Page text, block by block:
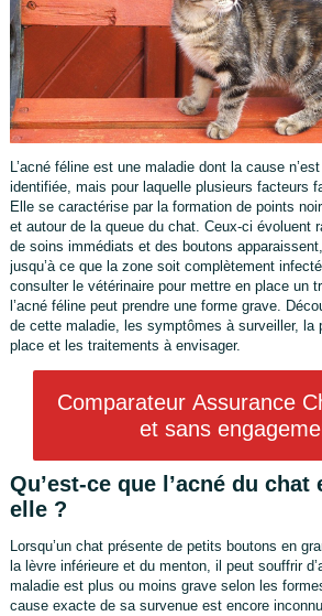
L’acné féline est une maladie dont la cause
identifiée, mais pour laquelle plusieurs facteurs
Elle se caractérise par la formation de points
et autour de la queue du chat. Ceux-ci évoluent
de soins immédiats et des boutons
jusqu’à ce que la zone soit complètement
consulter le vétérinaire pour mettre en place un
l’acné féline peut prendre une forme grave.
de cette maladie, les symptômes à surveiller, la
place et les traitements à envisager.
Comparateur Assurance
et sans
Qu’est-ce que l’acné du chat
elle ?
Lorsqu’un chat présente de petits boutons en
la lèvre inférieure et du menton, il peut souffrir
maladie est plus ou moins grave selon les
cause exacte de sa survenue est encore